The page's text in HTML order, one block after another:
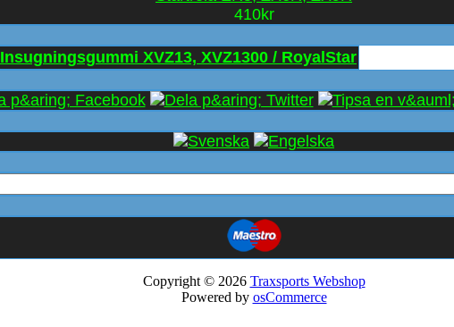
410kr
Insugningsgummi XVZ13, XVZ1300 / RoyalStar
Copyright © 2026 Traxsports Webshop
Powered by osCommerce